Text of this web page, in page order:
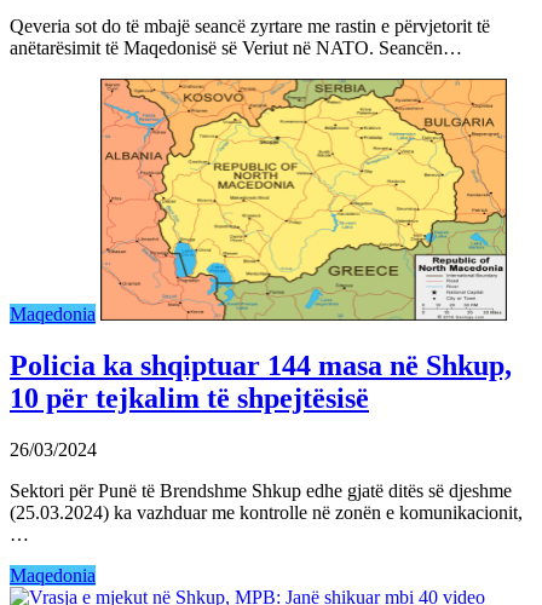
Qeveria sot do të mbajë seancë zyrtare me rastin e përvjetorit të
anëtarësimit të Maqedonisë së Veriut në NATO. Seancën…
Maqedonia
Policia ka shqiptuar 144 masa në Shkup,
10 për tejkalim të shpejtësisë
26/03/2024
Sektori për Punë të Brendshme Shkup edhe gjatë ditës së djeshme
(25.03.2024) ka vazhduar me kontrolle në zonën e komunikacionit,
…
Maqedonia